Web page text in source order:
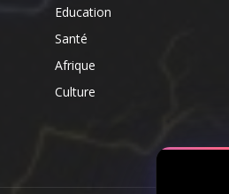
Education
Santé
Afrique
Culture